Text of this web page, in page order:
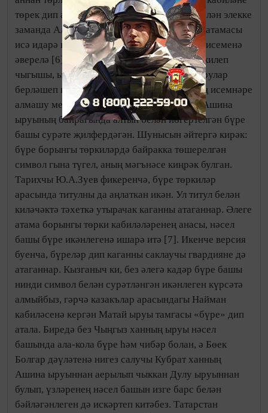
төрек дип атый башлыйлар. Ә төрек сүзе белән элекке
заманда Алтай тауларын атаганнар. Ашина атамасы
исә идарә итүче төрки кабиләнең династия исеменә
әверелә [6]. Бу риваятьтә ыру атамасының килеп
чыгышы, ыру-кабилә җитәкчесен сайлау, ырулар
берләшеп кабилә формалашу, кабиләләрнең исемнәре
алмашу механизмы бик яхшы тасвирлана. Ашина
ыруының байрагында алтын белән йөгертелгән бүре
башы сурәте җилфердәгән. Шунысын әйтергә кирәк:
бүре борынгы төркиләрдә байракка төшерелгән
символ гына түгел, аның мәгънәсе киңрәк булган.
Тарихчы Ю.А.Зуев фикеренчә, бүре төркиләр
арасында титулны да аңлаткан икән. Ул титул белән
киләчәктә тәхеткә утырачак каганны атаганнар. Әлеге
атама борынгы төрки кабиләләренең анасы, нәсел
башы бүре икәнлегенә ишарә итә [7]. Икенче версия
буенча, бүреләр дип каганны саклаучы гвардияне дә
атаганнар. Кызганыч ки, без әлегә кадәр бүре башы
нинди символ белән сурәтләнгән икәнлеген күрсәтә
алмыйбыз, гәрчә казакълар арасындагы Найман
кабиләсенә кергән Матай ыруы тамгасы «бүре» дип
атала. Биредә без Чыңгыз ханның ыруы нәсел
башында ала-кола бүре һәм чибәр болан, ә Бөек
Болгар дәүләтенә нигез салучы Кубрат ханның
Ашина ыруыннан аерылып чыккан Дулу ыруыннан
булып, үзләренең нәсел башын изге барс белән
бәйләгәнлеген дә искәртеп китәбез. Татарстан